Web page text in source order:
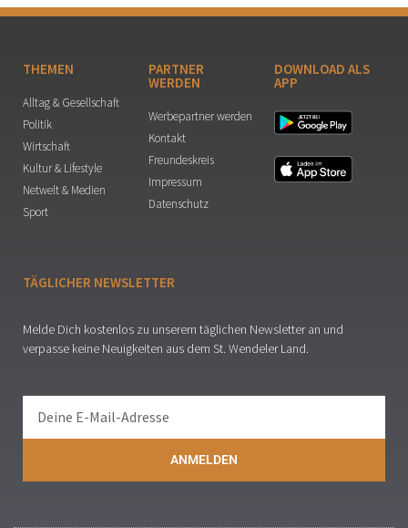
THEMEN
Alltag & Gesellschaft
Politik
Wirtschaft
Kultur & Lifestyle
Netwelt & Medien
Sport
PARTNER
WERDEN
Werbepartner werden
Kontakt
Freundeskreis
Impressum
Datenschutz
DOWNLOAD ALS
APP
TÄGLICHER NEWSLETTER
Melde Dich kostenlos zu unserem täglichen Newsletter an und
verpasse keine Neuigkeiten aus dem St. Wendeler Land.
ANMELDEN